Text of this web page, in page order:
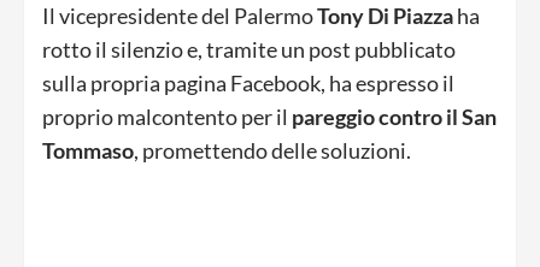
Il vicepresidente del PalermoTony Di Piazzaha
rotto il silenzio e, tramite un post pubblicato
sulla propria pagina Facebook, ha espresso il
proprio malcontento per il pareggio contro il San
Tommaso, promettendo delle soluzioni.